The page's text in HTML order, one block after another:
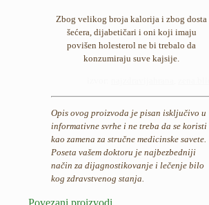
Zbog velikog broja kalorija i zbog dosta
šećera, dijabetičari i oni koji imaju
povišen holesterol ne bi trebalo da
konzumiraju suve kajsije.
Opis ovog proizvoda je pisan isključivo u
informativne svrhe i ne treba da se koristi
kao zamena za stručne medicinske savete.
Poseta vašem doktoru je najbezbedniji
način za dijagnostikovanje i lečenje bilo
kog zdravstvenog stanja.
Povezani proizvodi